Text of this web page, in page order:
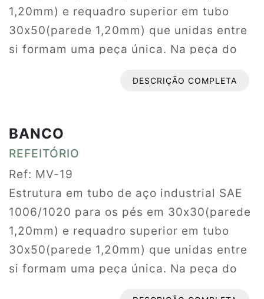
1,20mm) e requadro superior em tubo
30x50(parede 1,20mm) que unidas entre
si formam uma peça única. Na peça do
chapa de aço nas dimensões 30x20x2mm
Fechamento dos topos com ponteiras
plásticas injetadas 30x30 fixadas através
de encaixe. Soldagem dos componentes
que formam a estrutura deverão ser
ligados entre si através de solda pelo
processo MIG em todas as junções.
Proteção da superfície com tratamento
especial ecologicamente correto
denominado sistema ”nanoceramic”. Em
monovia aérea o produto é banhado por
DESCRIÇÃO COMPLETA
BANCO
REFEITÓRIO
Ref: MV-19
Estrutura em tubo de aço industrial SAE
1006/1020 para os pés em 30x30(parede
1,20mm) e requadro superior em tubo
30x50(parede 1,20mm) que unidas entre
si formam uma peça única. Na peça do